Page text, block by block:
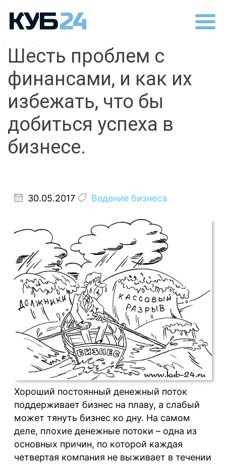
Шесть проблем с
финансами, и как их
избежать, что бы
добиться успеха в
бизнесе.
30.05.2017 Ведение бизнеса
Хороший постоянный денежный поток
поддерживает бизнес на плаву, а слабый
может тянуть бизнес ко дну. На самом
деле, плохие денежные потоки – одна из
основных причин, по которой каждая
четвертая компания не выживает в течении